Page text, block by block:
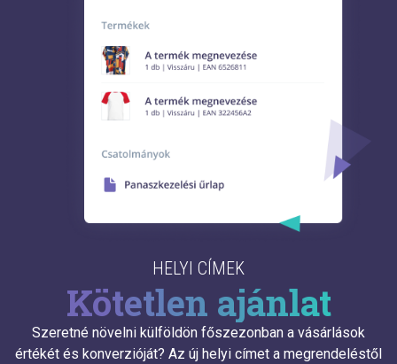
HELYI CÍMEK
Kötetlen ajánlat
Szeretné növelni külföldön főszezonban a vásárlások
értékét és konverzióját? Az új helyi címet a megrendeléstől